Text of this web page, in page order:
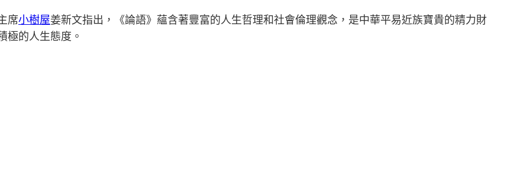
席小樹屋姜新文指出，《論語》蘊含著豐富的人生哲理和社會倫理觀念，是中華平易近族寶貴的精力財
極的人生態度。